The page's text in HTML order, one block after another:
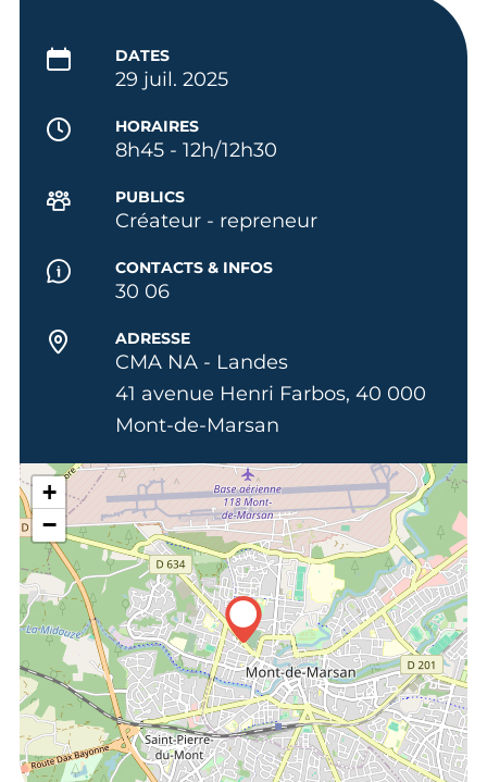
DATES
29 juil. 2025
HORAIRES
8h45 - 12h/12h30
PUBLICS
Créateur - repreneur
CONTACTS & INFOS
30 06
ADRESSE
CMA NA - Landes
41 avenue Henri Farbos, 40 000
Mont-de-Marsan
+
−